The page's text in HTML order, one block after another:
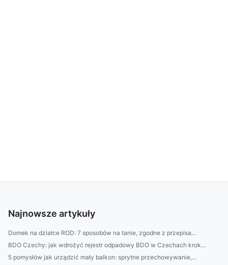
Najnowsze artykuły
Domek na działce ROD: 7 sposobów na tanie, zgodne z przepisa...
BDO Czechy: jak wdrożyć rejestr odpadowy BDO w Czechach krok...
5 pomysłów jak urządzić mały balkon: sprytne przechowywanie,...